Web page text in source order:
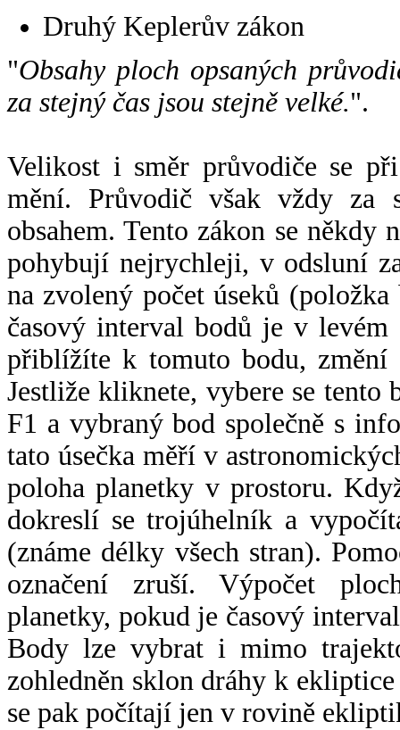
Druhý Keplerův zákon
"Obsahy ploch opsaných
za stejný čas jsou stejně velké.".
Velikost i směr průvodiče se
mění. Průvodič však vždy za
obsahem. Tento zákon se někdy
pohybují nejrychleji, v odsluní
na zvolený počet úseků
časový interval bodů je v
přiblížíte k tomuto bodu,
Jestliže kliknete, vybere se tento
F1 a vybraný bod společně s
tato úsečka měří v
poloha planetky v prostoru.
dokreslí se trojúhelník a
(známe délky všech stran).
označení zruší. Výpočet
planetky, pokud je časový
Body lze vybrat i mimo
zohledněn sklon dráhy k
se pak počítají jen v rovině